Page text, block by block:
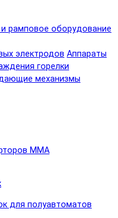
рамповое оборудование
электродов Аппараты
горелки
механизмы
MMA
для полуавтоматов